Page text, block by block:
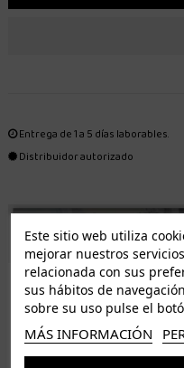
Entrega de 1 a 5 días laborables.
Distribuidor autorizado
ENVÍO GRATUITO *
ISLAS CANARIAS
Tenerife 3.50€. Gratis a partir de
Resto de islas 5€. Gratis a partir de
Este sitio web utiliza
mejorar nuestros
relacionada con sus
sus hábitos de
sobre su uso pulse el
MÁS INFORMACIÓN